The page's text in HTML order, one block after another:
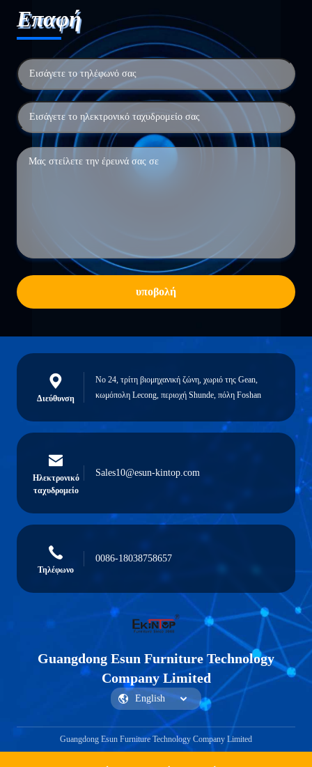
Επαφή
υποβολή
Διεύθυνση
Νο 24, τρίτη βιομηχανική ζώνη, χωριό της Gean,
κωμόπολη Lecong, περιοχή Shunde, πόλη Foshan
Ηλεκτρονικό
ταχυδρομείο
Sales10@esun-kintop.com
Τηλέφωνο
0086-18038758657
Guangdong Esun Furniture Technology
Company Limited
Guangdong Esun Furniture Technology Company Limited